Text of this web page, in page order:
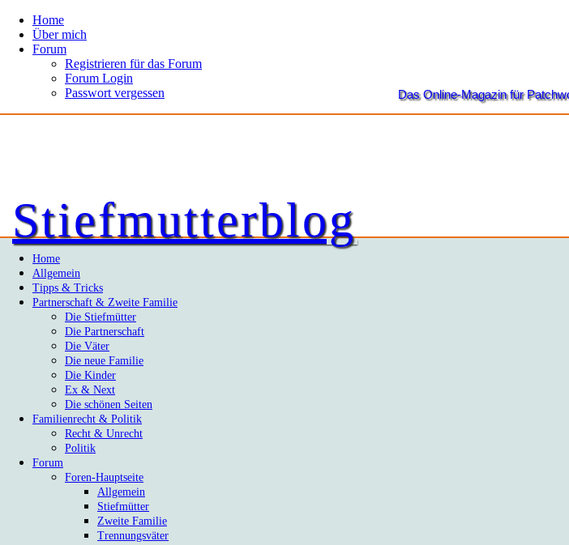
Home
Über mich
Forum
Registrieren für das Forum
Forum Login
Passwort vergessen
Stiefmutterblog
Das Online-Magazin für
Home
Allgemein
Tipps & Tricks
Partnerschaft & Zweite Familie
Die Stiefmütter
Die Partnerschaft
Die Väter
Die neue Familie
Die Kinder
Ex & Next
Die schönen Seiten
Familienrecht & Politik
Recht & Unrecht
Politik
Forum
Foren-Hauptseite
Allgemein
Stiefmütter
Zweite Familie
Trennungsväter